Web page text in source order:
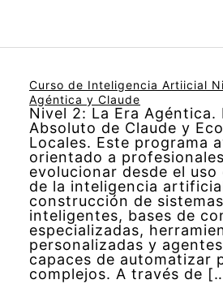
Curso de Inteligencia Artiicial
Agéntica y Claude
Nivel 2: La Era Agéntica.
Absoluto de Claude y
Locales. Este programa
orientado a
evolucionar desde el
de la inteligencia
construcción de
inteligentes, bases de
especializadas,
personalizadas y
capaces de automatizar
complejos. A través de